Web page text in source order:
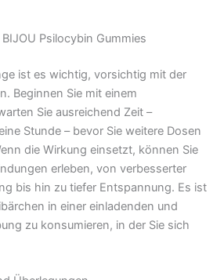
Psilocybin Gummies
ist es wichtig, vorsichtig mit der
Beginnen Sie mit einem
Sie ausreichend Zeit –
Stunde – bevor Sie weitere Dosen
die Wirkung einsetzt, können Sie
erleben, von verbesserter
bis hin zu tiefer Entspannung. Es ist
in einer einladenden und
zu konsumieren, in der Sie sich